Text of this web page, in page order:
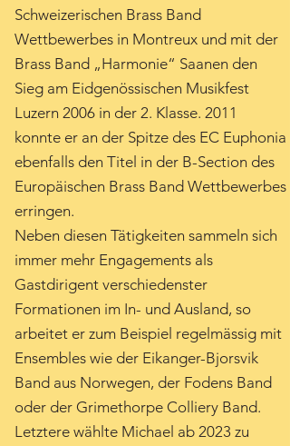
Schweizerischen Brass Band
Wettbewerbes in Montreux und mit der
Brass Band „Harmonie“ Saanen den
Sieg am Eidgenössischen Musikfest
Luzern 2006 in der 2. Klasse. 2011
konnte er an der Spitze des EC Euphonia
ebenfalls den Titel in der B-Section des
Europäischen Brass Band Wettbewerbes
erringen.
Neben diesen Tätigkeiten sammeln sich
immer mehr Engagements als
Gastdirigent verschiedenster
Formationen im In- und Ausland, so
arbeitet er zum Beispiel regelmässig mit
Ensembles wie der Eikanger-Bjorsvik
Band aus Norwegen, der Fodens Band
oder der Grimethorpe Colliery Band.
Letztere wählte Michael ab 2023 zu